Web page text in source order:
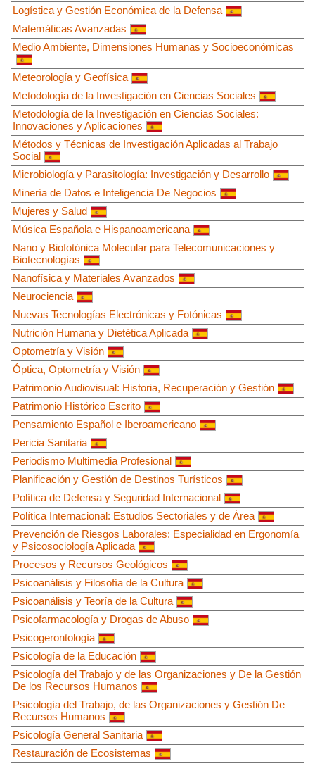
Logística y Gestión Económica de la Defensa
Matemáticas Avanzadas
Medio Ambiente, Dimensiones Humanas y Socioeconómicas
Meteorología y Geofísica
Metodología de la Investigación en Ciencias Sociales
Metodología de la Investigación en Ciencias Sociales:
Innovaciones y Aplicaciones
Métodos y Técnicas de Investigación Aplicadas al Trabajo
Social
Microbiología y Parasitología: Investigación y Desarrollo
Minería de Datos e Inteligencia De Negocios
Mujeres y Salud
Música Española e Hispanoamericana
Nano y Biofotónica Molecular para Telecomunicaciones y
Biotecnologías
Nanofísica y Materiales Avanzados
Neurociencia
Nuevas Tecnologías Electrónicas y Fotónicas
Nutrición Humana y Dietética Aplicada
Optometría y Visión
Óptica, Optometría y Visión
Patrimonio Audiovisual: Historia, Recuperación y Gestión
Patrimonio Histórico Escrito
Pensamiento Español e Iberoamericano
Pericia Sanitaria
Periodismo Multimedia Profesional
Planificación y Gestión de Destinos Turísticos
Política de Defensa y Seguridad Internacional
Política Internacional: Estudios Sectoriales y de Área
Prevención de Riesgos Laborales: Especialidad en Ergonomía
y Psicosociología Aplicada
Procesos y Recursos Geológicos
Psicoanálisis y Filosofía de la Cultura
Psicoanálisis y Teoría de la Cultura
Psicofarmacología y Drogas de Abuso
Psicogerontología
Psicología de la Educación
Psicología del Trabajo y de las Organizaciones y De la Gestión
De los Recursos Humanos
Psicología del Trabajo, de las Organizaciones y Gestión De
Recursos Humanos
Psicología General Sanitaria
Restauración de Ecosistemas